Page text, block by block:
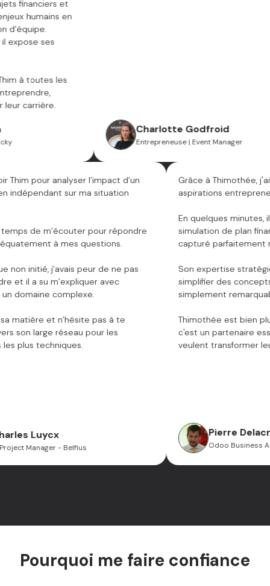
et
humains en
ses
toutes les
carrière.
Charlotte Godfroid
Entrepreneuse | Event Manager
voir Thim pour analyser l’impact d’un
en indépendant sur ma situation
le temps de m’écouter pour répondre
adéquatement à mes questions.
que non initié, j’avais peur de ne pas
et il a su m’expliquer avec
un domaine complexe.
sa matière et n’hésite pas à te
vers son large réseau pour les
les plus techniques.
Charles Luycx
IT Project Manager - Belfius
Grâce à
aspirations
En quelques
simulation de
capturé
Son expertise
simplifier des
simplement
Thimothée est
c'est un
veulent
Pierre
Odoo
Pourquoi me faire confiance